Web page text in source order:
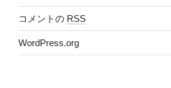
コメントの RSS
WordPress.org